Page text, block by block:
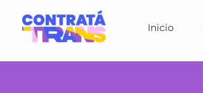
Inicio